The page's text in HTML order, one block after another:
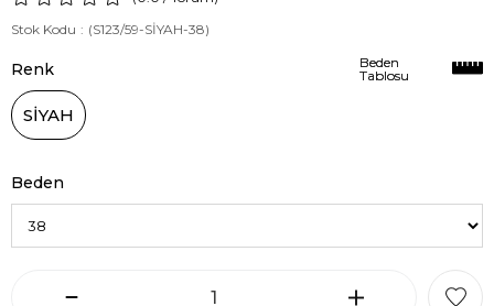
Stok Kodu
(S123/59-SİYAH-38)
Renk
SİYAH
Beden
Beden
Tablosu
Beden
Tablosu